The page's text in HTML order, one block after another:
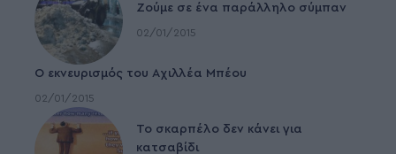
Ζούμε σε ένα παράλληλο σύμπαν
02/01/2015
Ο εκνευρισμός του Αχιλλέα Μπέου
02/01/2015
To σκαρπέλο δεν κάνει για
κατσαβίδι